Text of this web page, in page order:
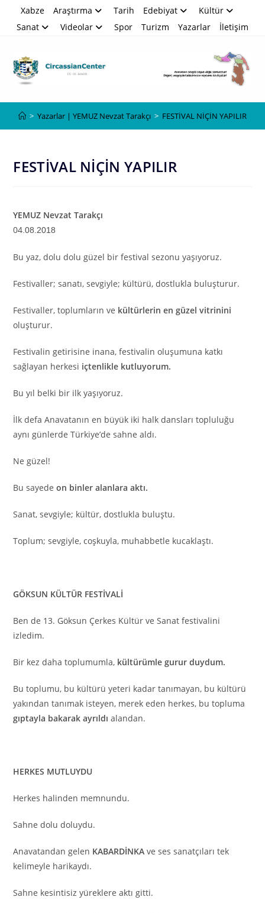
Xabze Araştırma Tarih Edebiyat
Kültür
Sanat
Videolar Spor Turizm Yazarlar İletişim
> Yazarlar | YEMUZ Nevzat Tarakçı > FESTİVAL NİÇİN YAPILIR
FESTİVAL NİÇİN YAPILIR
YEMUZ Nevzat Tarakçı
04 .08.2018
Bu yaz, dolu dolu güzel bir festival sezonu yaşıyoruz.
Festivaller; sanatı, sevgiyle; kültürü, dostlukla buluşturur.
Festivaller, toplumların ve kültürlerin en güzel vitrinini
oluşturur.
Festivalin getirisine inana, festivalin oluşumuna katkı
sağlayan herkesi içtenlikle kutluyorum.
Bu yıl belki bir ilk yaşıyoruz.
İlk defa Anavatanın en büyük iki halk dansları topluluğu
aynı günlerde Türkiye’de sahne aldı.
Ne güzel!
Bu sayedeon binler alanlara aktı.
Sanat, sevgiyle; kültür, dostlukla buluştu.
Toplum; sevgiyle, coşkuyla, muhabbetle kucaklaştı.
GÖKSUN KÜLTÜR FESTİVALİ
Ben de 13. Göksun Çerkes Kültür ve Sanat festivalini
izledim.
Bir kez daha toplumumla, kültürümle gurur duydum.
Bu toplumu, bu kültürü yeteri kadar tanımayan, bu kültürü
yakından tanımak isteyen, merek eden herkes, bu topluma
gıptayla bakarak ayrıldı alandan.
HERKES MUTLUYDU
Herkes halinden memnundu.
Sahne dolu doluydu.
Anavatandan gelen KABARDİNKAve ses sanatçıları tek
kelimeyle harikaydı.
Sahne kesintisiz yüreklere aktı gitti.